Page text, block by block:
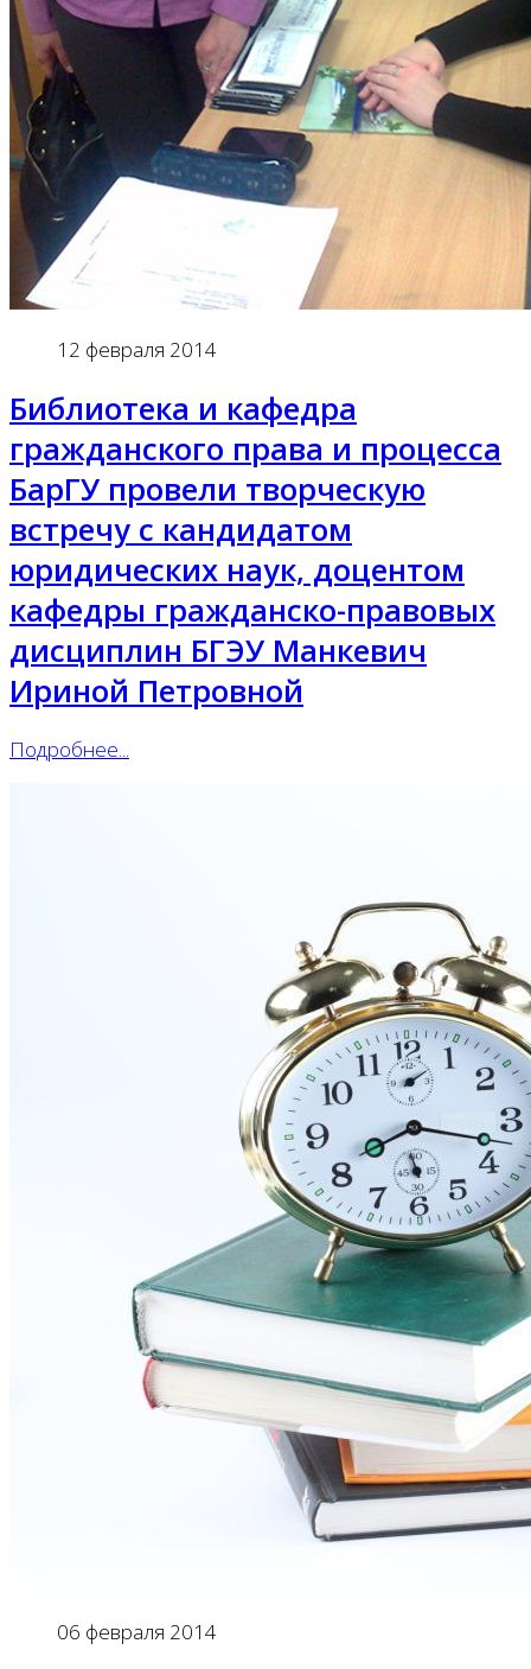
12 февраля 2014
Библиотека и кафедра
гражданского права и процесса
БарГУ провели творческую
встречу с кандидатом
юридических наук, доцентом
кафедры гражданско-правовых
дисциплин БГЭУ Манкевич
Ириной Петровной
Подробнее...
06 февраля 2014